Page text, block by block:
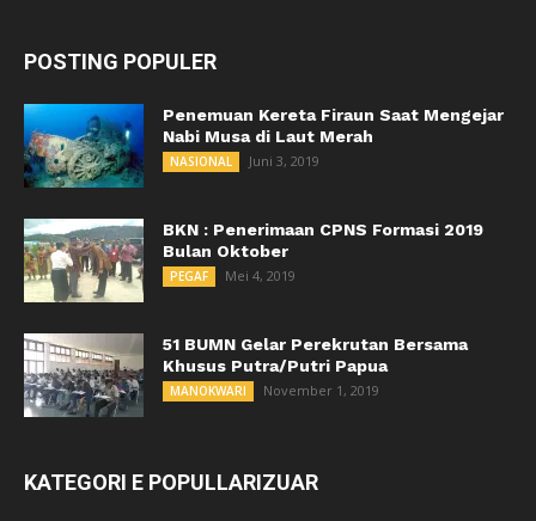
POSTING POPULER
Penemuan Kereta Firaun Saat Mengejar
Nabi Musa di Laut Merah
NASIONAL Juni 3, 2019
BKN : Penerimaan CPNS Formasi 2019
Bulan Oktober
PEGAF Mei 4, 2019
51 BUMN Gelar Perekrutan Bersama
Khusus Putra/Putri Papua
MANOKWARI November 1, 2019
KATEGORI E POPULLARIZUAR